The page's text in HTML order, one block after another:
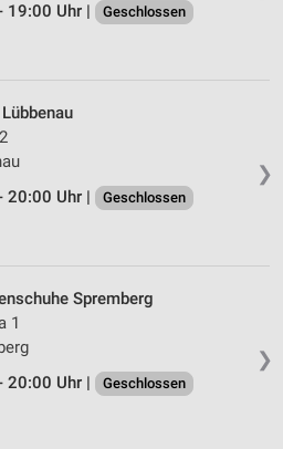
19:00 Uhr |
Geschlossen
❯
20:00 Uhr |
Geschlossen
❯
Spremberg
1
20:00 Uhr |
Geschlossen